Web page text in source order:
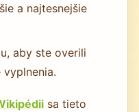
a najtesnejšie
aby ste overili
sa tieto